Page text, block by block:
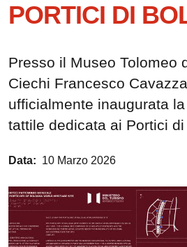
PORTICI DI
Presso il Museo Tolomeo
Ciechi Francesco
ufficialmente inaugurata
tattile dedicata ai Portici di
Data: 10 Marzo 2026